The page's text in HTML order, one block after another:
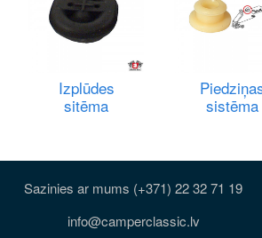
Izplūdes
sitēma
sistēma
Sazinies ar mums (+371) 22 32 71 19
info@camperclassic.lv